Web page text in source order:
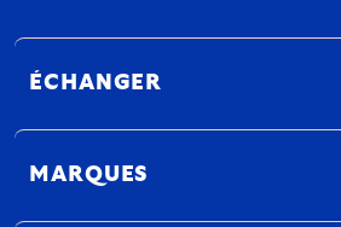
ÉCHANGER
MARQUES